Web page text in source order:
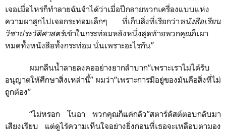
เจอเมื่อไหร่ก็ทำลายฉันจำได้ว่าเมื่อปีกลายพวกเครื่องแบบแห่ง
ความผาสุกไปเจอกระท่อมเล็กๆ ที่เก็บสิ่งที่เรียกว่าหนังสือเรียน
วิชาประวัติศาสตร์เข้าในกระท่อมหลังหนึ่งสุดท้ายพวกคุณก็เผา
หมดทั้งหนังสือทั้งกระท่อม นั่นเพราะอะไรกัน”
ผมกลืนน้ำลายลงคออย่างยากลำบาก“เพราะเราไม่ได้รับ
อนุญาตให้ศึกษาสิ่งเหล่านี้” ผมว่า“เพราะการมีอยู่ของมันคือสิ่งที่ไม่
ถูกต้อง”
“ไม่หรอก โนอา พวกคุณก็แค่กลัว”สตาร์ดัสต์ตอบกลับมา
เสียงเรียบ แต่ดูไร้ความเห็นใจอย่างยิ่งก่อนที่เธอจะเหลือบตามอง